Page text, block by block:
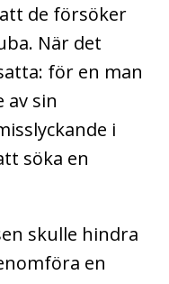
de försöker
När det
för en man
av sin
i
söka en
skulle hindra
en